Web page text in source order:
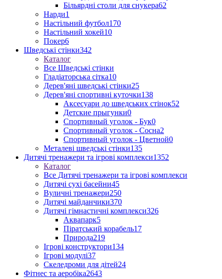
Більярдні столи для снукера62
Нарди1
Настільний футбол170
Настільний хокей10
Покер6
Шведські стінки342
Каталог
Все Шведські стінки
Гладіаторська сітка10
Дерев'яні шведські стінки25
Дерев'яні спортивні куточки138
Аксесуари до шведських стінок52
Детские прыгунки0
Спортивный уголок - Бук0
Спортивный уголок - Сосна2
Спортивный уголок - Цветной0
Металеві шведські стінки135
Дитячі тренажери та ігрові комплекси1352
Каталог
Все Дитячі тренажери та ігрові комплекси
Дитячі сухі басейни45
Вуличні тренажери250
Дитячі майданчики370
Дитячі гімнастичні комплекси326
Аквапарк5
Піратський корабель17
Природа219
Ігрові конструктори134
Ігрові модулі37
Скеледроми для дітей24
Фітнес та аеробіка2643